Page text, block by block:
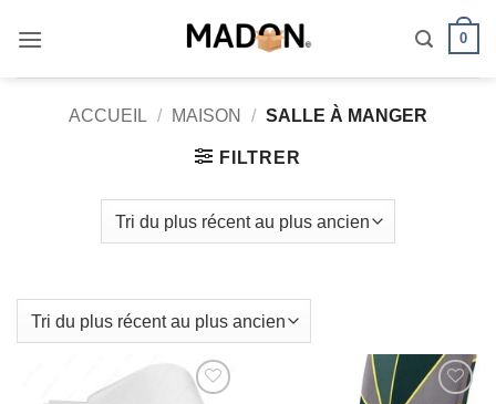
0
ACCUEIL / MAISON / SALLE À MANGER
FILTRER